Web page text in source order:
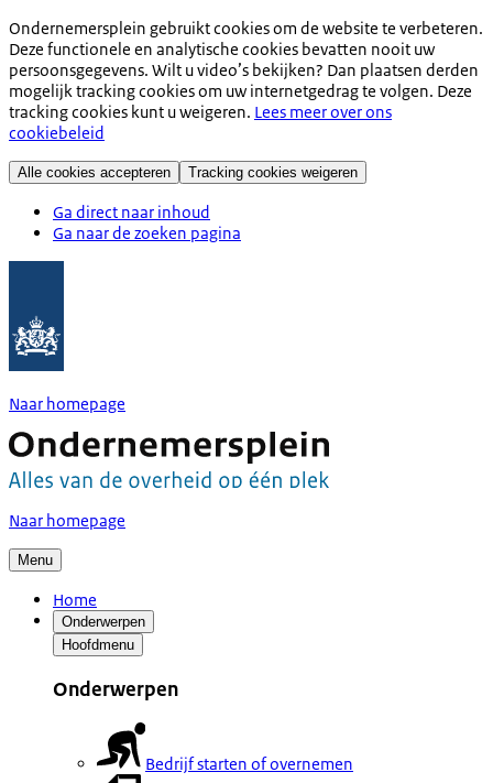
Ondernemersplein gebruikt cookies om de website te verbeteren.
Deze functionele en analytische cookies bevatten nooit uw
persoonsgegevens. Wilt u video’s bekijken? Dan plaatsen derden
mogelijk tracking cookies om uw internetgedrag te volgen. Deze
tracking cookies kunt u weigeren. Lees meer over ons
cookiebeleid
Alle cookies accepteren Tracking cookies weigeren
Ga direct naar inhoud
Ga naar de zoeken pagina
Naar homepage
Naar homepage
Menu
Home
Onderwerpen
Hoofdmenu
Onderwerpen
Bedrijf starten of overnemen